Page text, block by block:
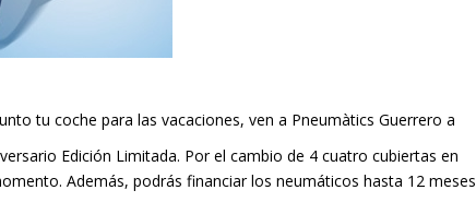
tu coche para las vacaciones, ven a Pneumàtics Guerrero a
Edición Limitada. Por el cambio de 4 cuatro cubiertas en
Además, podrás financiar los neumáticos hasta 12 meses